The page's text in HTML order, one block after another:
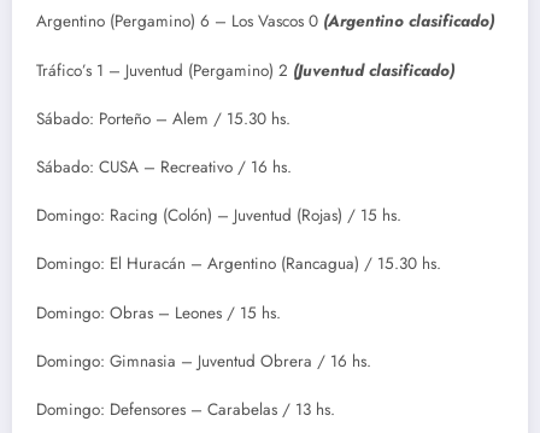
Argentino (Pergamino) 6 – Los Vascos 0 (Argentino clasificado)
Tráfico’s 1 – Juventud (Pergamino) 2 (Juventud clasificado)
Sábado: Porteño – Alem / 15.30 hs.
Sábado: CUSA – Recreativo / 16 hs.
Domingo: Racing (Colón) – Juventud (Rojas) / 15 hs.
Domingo: El Huracán – Argentino (Rancagua) / 15.30 hs.
Domingo: Obras – Leones / 15 hs.
Domingo: Gimnasia – Juventud Obrera / 16 hs.
Domingo: Defensores – Carabelas / 13 hs.